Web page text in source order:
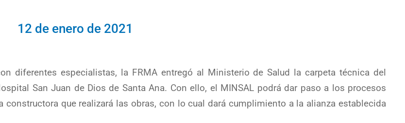
12 de enero de 2021
diferentes especialistas, la FRMA entregó al Ministerio de Salud la carpeta técnica del
San Juan de Dios de Santa Ana. Con ello, el MINSAL podrá dar paso a los procesos
que realizará las obras, con lo cual dará cumplimiento a la alianza establecida